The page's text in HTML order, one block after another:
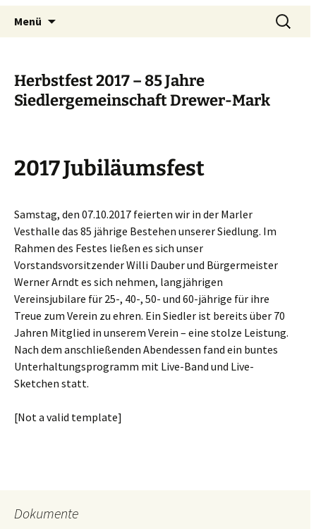
Siedlergemeinschaft Drewer-
Mark
Menü
Herbstfest 2017 – 85 Jahre
Siedlergemeinschaft Drewer-Mark
2017 Jubiläumsfest
Samstag, den 07.10.2017 feierten wir in der Marler
Vesthalle das 85 jährige Bestehen unserer Siedlung. Im
Rahmen des Festes ließen es sich unser
Vorstandsvorsitzender Willi Dauber und Bürgermeister
Werner Arndt es sich nehmen, langjährigen
Vereinsjubilare für 25-, 40-, 50- und 60-jährige für ihre
Treue zum Verein zu ehren. Ein Siedler ist bereits über 70
Jahren Mitglied in unserem Verein – eine stolze Leistung.
Nach dem anschließenden Abendessen fand ein buntes
Unterhaltungsprogramm mit Live-Band und Live-
Sketchen statt.
[Not a valid template]
Dokumente